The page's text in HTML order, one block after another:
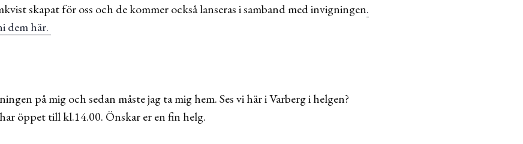
skapat för oss och de kommer också lanseras i samband med invigningen.
dem här.
på mig och sedan måste jag ta mig hem. Ses vi här i Varberg i helgen?
öppet till kl.14.00. Önskar er en fin helg.